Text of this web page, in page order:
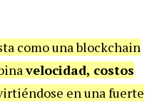
como una blockchain
velocidad, costos
en una fuerte